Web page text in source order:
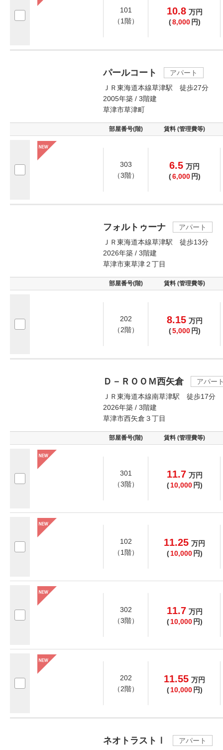
101
（1階）
10.8 万円
(8,000 円)
パールコート
アパート
ＪＲ東海道本線草津駅 徒歩27分
2005年築 / 3階建
草津市草津町
部屋番号(階) 賃料 (管理費等)
303
（3階）
6.5 万円
(6,000 円)
フォルトゥーナ
アパート
ＪＲ東海道本線草津駅 徒歩13分
2026年築 / 3階建
草津市東草津２丁目
部屋番号(階) 賃料 (管理費等)
202
（2階）
8.15 万円
(5,000 円)
Ｄ－ＲＯＯＭ西矢倉
アパー
ＪＲ東海道本線南草津駅 徒歩17分
2026年築 / 3階建
草津市西矢倉３丁目
部屋番号(階) 賃料 (管理費等)
301
（3階）
11.7 万円
( 10,000 円)
102
（1階）
11.25 万円
( 10,000 円)
302
（3階）
11.7 万円
( 10,000 円)
202
（2階）
11.55 万円
( 10,000 円)
ネオトラストⅠ
アパート